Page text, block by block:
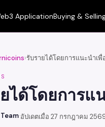
ApplicationBuying &
›รับรายได้โดยการแนะนำเ
ได้โดยการแ
·อัปเดตเมื่อ 27 กรกฎาคม